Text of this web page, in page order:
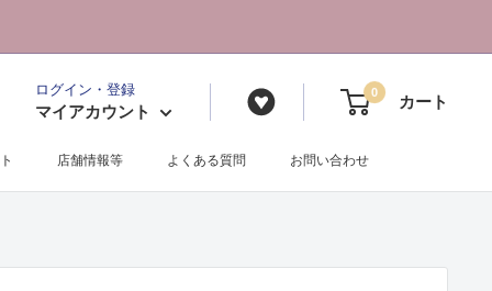
ログイン・登録
マイアカウント
0 カート
店舗情報等 よくある質問 お問い合わせ